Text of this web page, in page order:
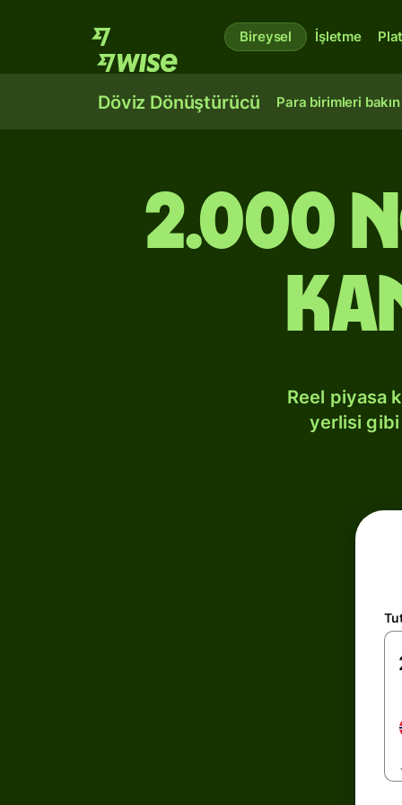
Bireysel İşletme
Döviz Dönüştürücü Para birimleri bakın
2.000
Reel piyasa
yerlisi gibi